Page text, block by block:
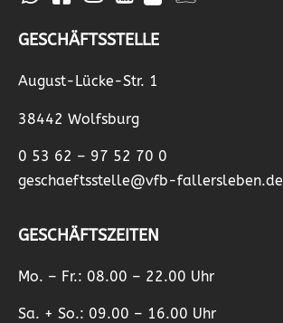
GESCHÄFTSSTELLE
August-Lücke-Str. 1
38442 Wolfsburg
0 53 62 – 97 52 70 0
geschaeftsstelle@vfb-fallersleben.de
GESCHÄFTSZEITEN
Mo. – Fr.: 08.00 – 22.00 Uhr
Sa. + So.: 09.00 – 16.00 Uhr